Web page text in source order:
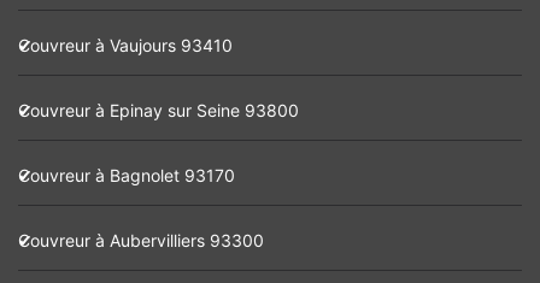
Couvreur à Vaujours 93410
Couvreur à Epinay sur Seine 93800
Couvreur à Bagnolet 93170
Couvreur à Aubervilliers 93300